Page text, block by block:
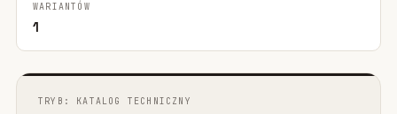
WARIANTÓW
1
TRYB: KATALOG TECHNICZNY